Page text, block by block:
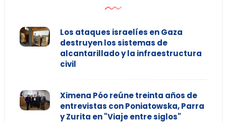
Los ataques israelíes en Gaza
destruyen los sistemas de
alcantarillado y la infraestructura
civil
Ximena Póo reúne treinta años de
entrevistas con Poniatowska, Parra
y Zurita en "Viaje entre siglos"